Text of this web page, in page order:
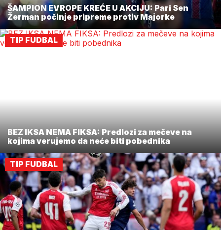
ŠAMPION EVROPE KREĆE U AKCIJU: Pari Sen
Žerman počinje pripreme protiv Majorke
TIP FUDBAL
BEZ IKSA NEMA FIKSA: Predlozi za mečeve na
kojima verujemo da neće biti pobednika
TIP FUDBAL